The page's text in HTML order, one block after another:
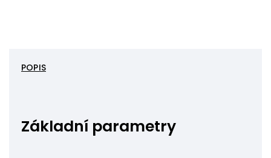
POPIS
Základní parametry